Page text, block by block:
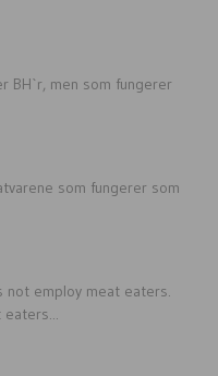
BH`r, men som fungerer
som fungerer som
not employ meat eaters.